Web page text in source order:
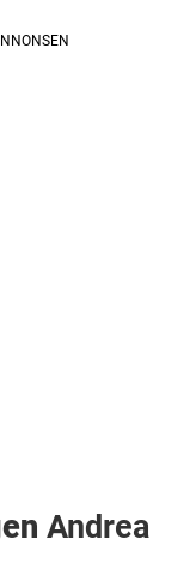
Andrea